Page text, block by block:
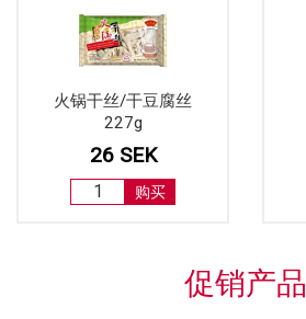
火锅干丝/干豆腐丝
227g
26 SEK
购买
促销产品